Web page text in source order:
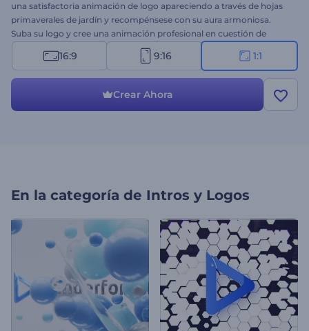
una satisfactoria animación de logo apareciendo a través de hojas
primaverales de jardín y recompénsese con su aura armoniosa.
Suba su logo y cree una animación profesional en cuestión de
minutos. Una gran opción para abrir presentaciones, intros de
canales de YouTube, promociones de empresas y mucho más.
16:9 9:16 1:1
Crear Ahora
En la categoría de Intros y Logos